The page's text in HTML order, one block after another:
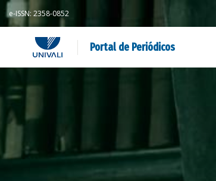
e-ISSN: 2358-0852
Portal de Periódicos